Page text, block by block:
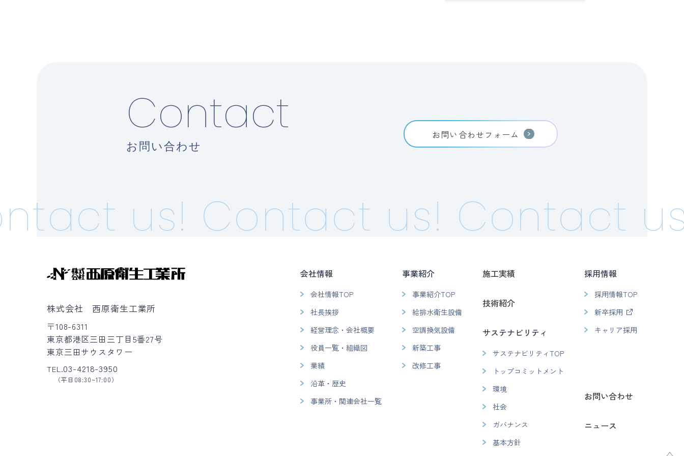
Contact
お問い合わせ
お問い合わせフォーム
us! Contact us! Contact us!
株式会社 西原衛生工業所
〒108-6311
東京都港区三田三丁目5番27号
東京三田サウスタワー
TEL.03-4218-3950
（平日08:30~17:00）
会社情報
会社情報TOP
社長挨拶
経営理念・会社概要
役員一覧・組織図
業績
沿革・歴史
事業所・関連会社一覧
事業紹介
事業紹介TOP
給排水衛生設備
空調換気設備
新築工事
改修工事
施工実績
技術紹介
サステナビリティ
サステナビリティTOP
トップコミットメント
環境
社会
ガバナンス
基本方針
採用情報
採用情報TOP
新卒採用
キャリア採用
お問い合わせ
ニュース